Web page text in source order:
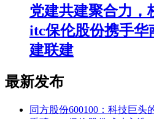
党建共建聚合力，
itc保伦股份携手华
建联建
最新发布
同方股份600100：科技巨头